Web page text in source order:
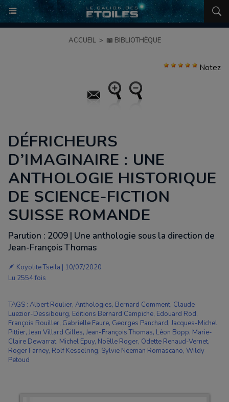
ACCUEIL > 📖 BIBLIOTHÈQUE
Notez
DÉFRICHEURS
D’IMAGINAIRE : UNE
ANTHOLOGIE HISTORIQUE
DE SCIENCE-FICTION
SUISSE ROMANDE
Parution : 2009 | Une anthologie sous la direction de
Jean-François Thomas
🪶 Koyolite Tseila | 10/07/2020
Lu 2554 fois
TAGS : Albert Roulier, Anthologies, Bernard Comment, Claude
Luezior-Dessibourg, Editions Bernard Campiche, Edouard Rod,
François Rouiller, Gabrielle Faure, Georges Panchard, Jacques-Michel
Pittier, Jean Villard Gilles, Jean-François Thomas, Léon Bopp, Marie-
Claire Dewarrat, Michel Epuy, Noëlle Roger, Odette Renaud-Vernet,
Roger Farney, Rolf Kesselring, Sylvie Neeman Romascano, Wildy
Petoud